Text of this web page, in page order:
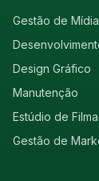
Gestão de
Design Gráfico
Manutenção
Estúdio de
Gestão de